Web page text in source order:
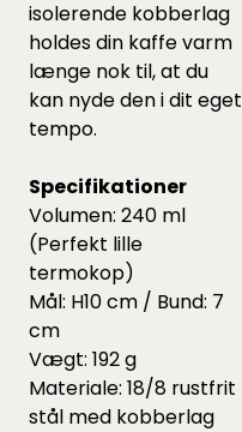
isolerende kobberlag
holdes din kaffe varm
længe nok til, at du
kan nyde den i dit eget
tempo.
Specifikationer
Volumen: 240 ml
(Perfekt lille
termokop)
Mål: H10 cm / Bund: 7
cm
Vægt: 192 g
Materiale: 18/8 rustfrit
stål med kobberlag